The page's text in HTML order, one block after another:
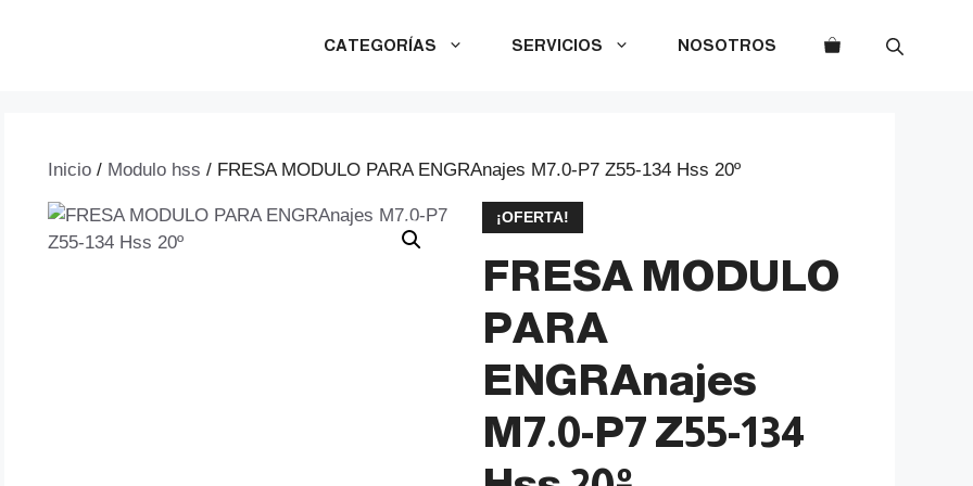
CATEGORÍAS SERVICIOS NOSOTROS
Inicio / Modulo hss / FRESA MODULO PARA ENGRAnajes M7.0-P7 Z55-134 Hss 20º
¡OFERTA!
FRESA MODULO
PARA
ENGRAnajes
M7.0-P7 Z55-134